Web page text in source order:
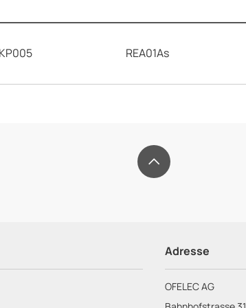
REA01As
OFELEC
AG
Adresse
OFELEC AG